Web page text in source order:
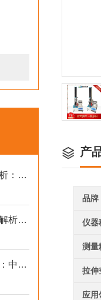
2026年高低温拉力试验机技术解析：温变环境力学检测选型参考
2026年电脑双柱拉力试验机技术解析：中大载荷力学检测选型参考
2026年单柱拉力试验机技术解析：中小载荷力学检测选型参考
产
品牌
仪器
测量
拉伸
应用